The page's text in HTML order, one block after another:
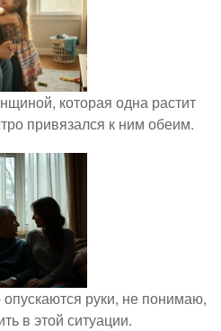
которая одна растит
привязался к ним обеим.
руки, не понимаю,
в этой ситуации.